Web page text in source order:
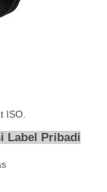
ISO.
Label Pribadi